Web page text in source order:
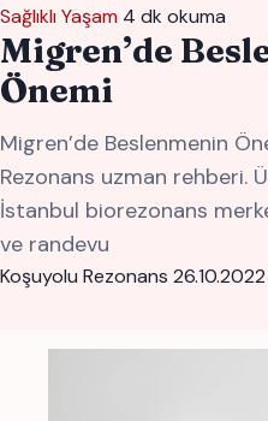
Sağlıklı Yaşam 4 dk okuma
Migren’de
Önemi
Migren’de Beslenmenin
Rezonans uzman rehberi.
İstanbul biorezonans
ve randevu
Koşuyolu Rezonans 26.10.2022